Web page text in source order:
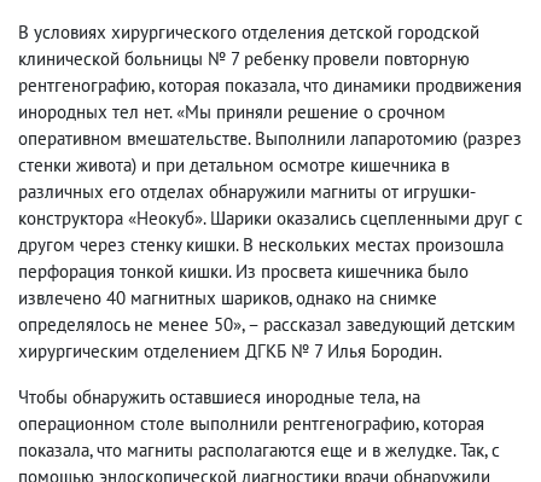
В условиях хирургического отделения детской городской
клинической больницы № 7 ребенку провели повторную
рентгенографию, которая показала, что динамики продвижения
инородных тел нет. «Мы приняли решение о срочном
оперативном вмешательстве. Выполнили лапаротомию (разрез
стенки живота) и при детальном осмотре кишечника в
различных его отделах обнаружили магниты от игрушки-
конструктора «Неокуб». Шарики оказались сцепленными друг с
другом через стенку кишки. В нескольких местах произошла
перфорация тонкой кишки. Из просвета кишечника было
извлечено 40 магнитных шариков, однако на снимке
определялось не менее 50», – рассказал заведующий детским
хирургическим отделением ДГКБ № 7 Илья Бородин.
Чтобы обнаружить оставшиеся инородные тела, на
операционном столе выполнили рентгенографию, которая
показала, что магниты располагаются еще и в желудке. Так, с
помощью эндоскопической диагностики врачи обнаружили